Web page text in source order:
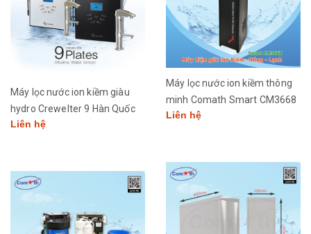
Máy lọc nước ion kiềm giàu
hydro Crewelter 9 Hàn Quốc
Liên hệ
Máy lọc nước ion kiềm thông
minh Comath Smart CM3668
Liên hệ